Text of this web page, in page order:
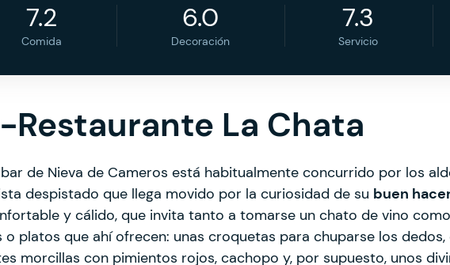
7.2
Comida
6.0
Decoración
7.3
Servicio
Restaurante La Chata
de Nieva de Cameros está habitualmente concurrido por los
despistado que llega movido por la curiosidad de su buen
y cálido, que invita tanto a tomarse un chato de vino
o platos que ahí ofrecen: unas croquetas para chuparse los
morcillas con pimientos rojos, cachopo y, por supuesto, unos